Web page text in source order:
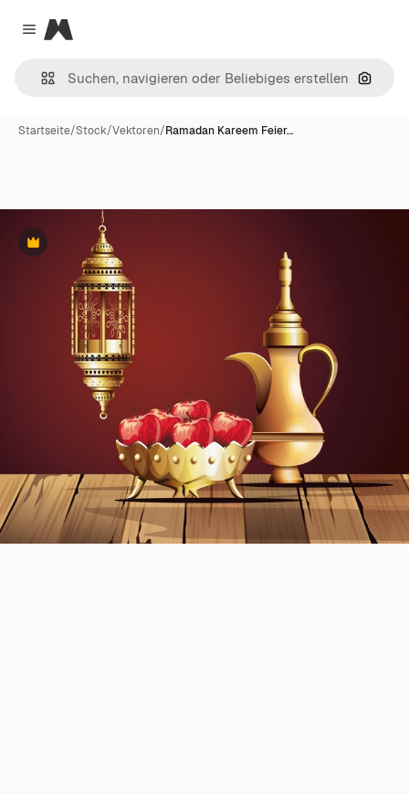
Close menu
Magnific
Nach
Startseite/Stock/Vektoren/Ramadan Kareem Feier…
Premium